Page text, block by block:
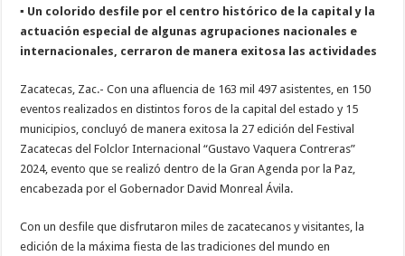
▪ Un colorido desfile por el centro histórico de la capital y la
actuación especial de algunas agrupaciones nacionales e
internacionales, cerraron de manera exitosa las actividades
Zacatecas, Zac.- Con una afluencia de 163 mil 497 asistentes, en 150
eventos realizados en distintos foros de la capital del estado y 15
municipios, concluyó de manera exitosa la 27 edición del Festival
Zacatecas del Folclor Internacional “Gustavo Vaquera Contreras”
2024, evento que se realizó dentro de la Gran Agenda por la Paz,
encabezada por el Gobernador David Monreal Ávila.
Con un desfile que disfrutaron miles de zacatecanos y visitantes, la
edición de la máxima fiesta de las tradiciones del mundo en